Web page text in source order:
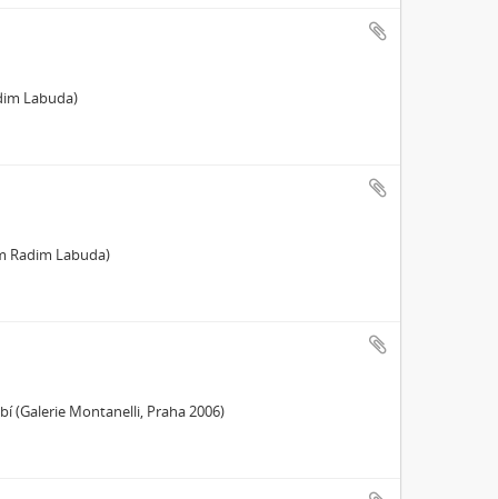
Labuda)
Radim Labuda)
(Galerie Montanelli, Praha 2006)